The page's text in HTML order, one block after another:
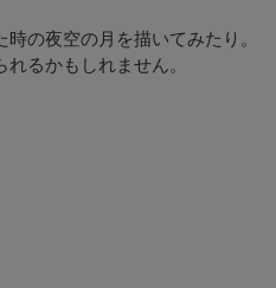
の夜空の月を描いてみたり。
るかもしれません。